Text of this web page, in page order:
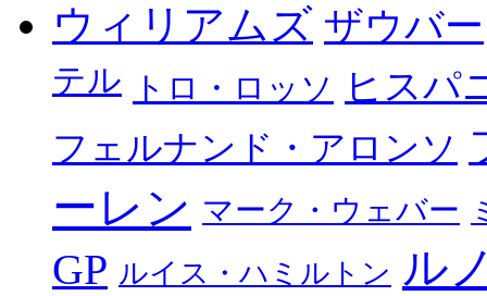
ウィリアムズ ザウバー
テル トロ・ロッソ ヒスパ
フェルナンド・アロンソ
ーレン マーク・ウェバー
GP ルイス・ハミルトン ル